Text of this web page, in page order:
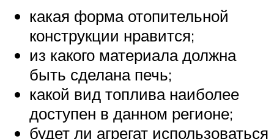
какая форма отопительной
конструкции нравится;
из какого материала должна
быть сделана печь;
какой вид топлива наиболее
доступен в данном регионе;
будет ли агрегат использоваться